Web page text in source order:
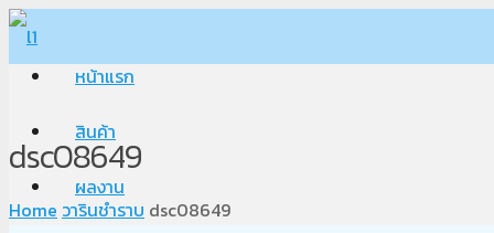
หน้าแรก
สินค้า
ผลงาน
dsc08649
Home วารินชำราบ dsc08649